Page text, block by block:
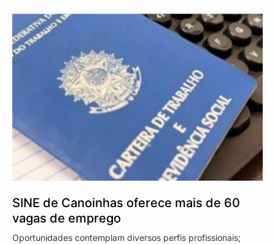
SINE de Canoinhas oferece mais de 60
vagas de emprego
Oportunidades contemplam diversos perfis profissionais;